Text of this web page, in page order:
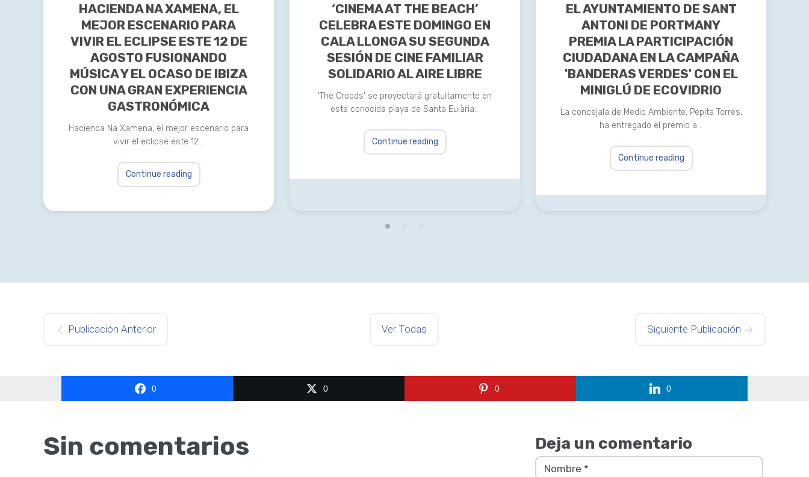
HACIENDA NA XAMENA, EL
MEJOR ESCENARIO PARA
VIVIR EL ECLIPSE ESTE 12 DE
AGOSTO FUSIONANDO
MÚSICA Y EL OCASO DE IBIZA
CON UNA GRAN EXPERIENCIA
GASTRONÓMICA
Hacienda Na Xamena, el mejor escenario para
vivir el eclipse este 12…
Continue reading
‘CINEMA AT THE BEACH’
CELEBRA ESTE DOMINGO EN
CALA LLONGA SU SEGUNDA
SESIÓN DE CINE FAMILIAR
SOLIDARIO AL AIRE LIBRE
'The Croods' se proyectará gratuitamente en
esta conocida playa de Santa Eulària…
Continue reading
EL AYUNTAMIENTO DE SANT
ANTONI DE PORTMANY
PREMIA LA PARTICIPACIÓN
CIUDADANA EN LA CAMPAÑA
'BANDERAS VERDES' CON EL
MINIGLÚ DE ECOVIDRIO
La concejala de Medio Ambiente, Pepita Torres,
ha entregado el premio a…
Continue reading
Publicación Anterior Ver Todas Siguiente Publicación
0 0 0 0
Sin comentarios Deja un comentario